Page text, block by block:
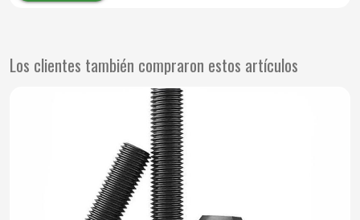
Los clientes también compraron estos artículos